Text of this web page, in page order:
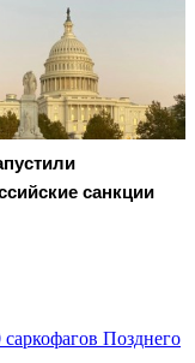
санкции
Позднего